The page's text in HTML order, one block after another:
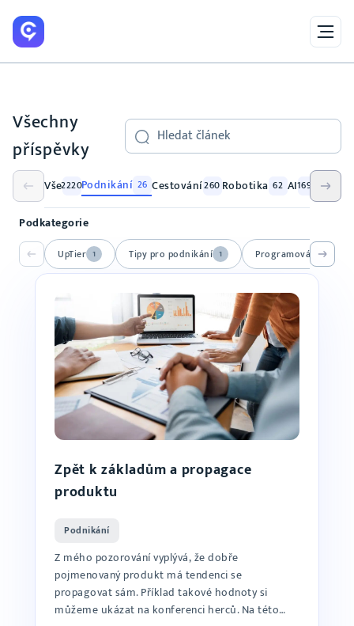
Všechny
příspěvky
Search
Vše2220Podnikání 26 Cestování260 Robotika 62 AI1690 Ze
Podkategorie
UpTier 1 Tipy pro podnikání 1 Programování 3
Zpět k základům a propagace
produktu
Podnikání
Z mého pozorování vyplývá, že dobře
pojmenovaný produkt má tendenci se
propagovat sám. Příklad takové hodnoty si
můžeme ukázat na konferenci herců. Na této